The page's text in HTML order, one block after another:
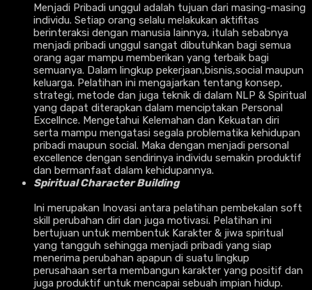
Menjadi Pribadi unggul adalah tujuan dari masing-masing
individu. Setiap orang selalu melakukan aktifitas
berinteraksi dengan manusia lainnya, itulah sebabnya
menjadi pribadi unggul sangat dibutuhkan bagi semua
orang agar mampu memberikan yang terbaik bagi
semuanya. Dalam lingkup pekerjaan,bisnis,social maupun
keluarga. Pelatihan ini mengajarkan tentang konsep,
strategi, metode dan juga teknik di dalam NLP & Spiritual
yang dapat diterapkan dalam menciptakan Personal
Excellnce. Mengetahui Kelemahan dan Kekuatan diri
serta mampu mengatasi segala problematika kehidupan
pribadi maupun social. Maka dengan menjadi personal
excellence dengan sendirinya individu semakin produktif
dan bermanfaat dalam kehidupannya.
Spiritual Character Building
Ini merupakan Inovasi antara pelatihan pembekalan soft
skill perubahan diri dan juga motivasi. Pelatihan ini
bertujuan untuk membentuk Karakter & jiwa spiritual
yang tangguh sehingga menjadi pribadi yang siap
menerima perubahan apapun di suatu lingkup
perusahaan serta membangun karakter yang positif dan
juga produktif untuk mencapai sebuah impian hidup.